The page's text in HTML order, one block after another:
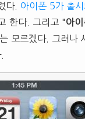
다.
아이폰 5가 출
한다. 그리고 "아
모르겠다. 그러